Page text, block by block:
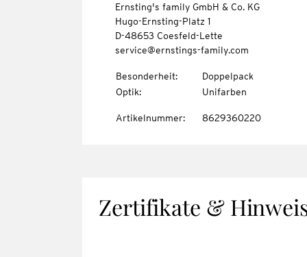
Ernsting's family GmbH & Co. KG
Hugo-Ernsting-Platz 1
D-48653 Coesfeld-Lette
service@ernstings-family.com
Besonderheit:
Doppelpack
Optik: Unifarben
Artikelnummer: 8629360220
Zertifikate &